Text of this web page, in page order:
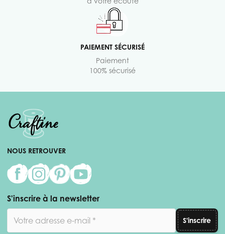
PAIEMENT SÉCURISÉ
Paiement
100% sécurisé
NOUS RETROUVER
S'inscrire à la newsletter
S'inscrire